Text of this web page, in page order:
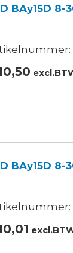
BAy15D 8-
BAy15D 8-